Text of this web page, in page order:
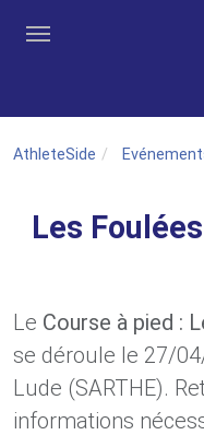
AthleteSide
Les
Le Course à pied :
se déroule le 27/
Lude (SARTHE).
informations